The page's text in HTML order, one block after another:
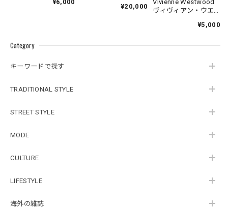
Category
キーワードで探す
TRADITIONAL STYLE
STREET STYLE
MODE
CULTURE
LIFESTYLE
海外の雑誌
¥6,000
¥20,000
Vivienne Westwood
ヴィヴィアン・ウエ
¥5,000